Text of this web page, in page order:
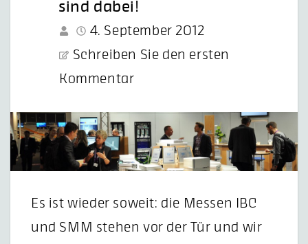
sind dabei!
4. September 2012
Schreiben Sie den ersten
Kommentar
Es ist wieder soweit: die Messen IBC
und SMM stehen vor der Tür und wir